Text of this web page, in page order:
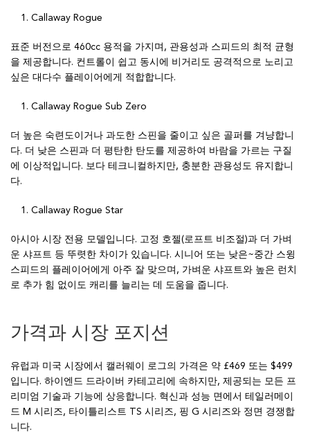
Callaway Rogue
표준 버전으로 460cc 용적을 가지며, 관용성과 스피드의 최적 균형
을 제공합니다. 컨트롤이 쉽고 동시에 비거리도 공격적으로 노리고
싶은 대다수 플레이어에게 적합합니다.
Callaway Rogue Sub Zero
더 높은 숙련도이거나 과도한 스핀을 줄이고 싶은 골퍼를 겨냥합니
다. 더 낮은 스핀과 더 평탄한 탄도를 제공하여 바람을 가르는 구질
에 이상적입니다. 보다 테크니컬하지만, 충분한 관용성도 유지합니
다.
Callaway Rogue Star
아시아 시장 전용 모델입니다. 고정 호젤(로프트 비조절)과 더 가벼
운 샤프트 등 뚜렷한 차이가 있습니다. 시니어 또는 낮은~중간 스윙
스피드의 플레이어에게 아주 잘 맞으며, 가벼운 샤프트와 높은 런치
로 추가 힘 없이도 캐리를 늘리는 데 도움을 줍니다.
가격과 시장 포지션
유럽과 미국 시장에서 캘러웨이 로그의 가격은 약 £469 또는 $499
입니다. 하이엔드 드라이버 카테고리에 속하지만, 제공되는 모든 프
리미엄 기술과 기능에 상응합니다. 혁신과 성능 면에서 테일러메이
드 M 시리즈, 타이틀리스트 TS 시리즈, 핑 G 시리즈와 정면 경쟁합
니다.